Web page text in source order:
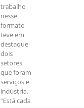
trabalho
nesse
formato
teve em
destaque
dois
setores
que foram
serviços e
indústria.
“Está cada